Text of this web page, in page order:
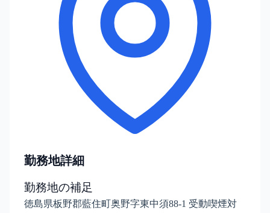
勤務地詳細
勤務地の補足
徳島県板野郡藍住町奥野字東中須88-1 受動喫煙対